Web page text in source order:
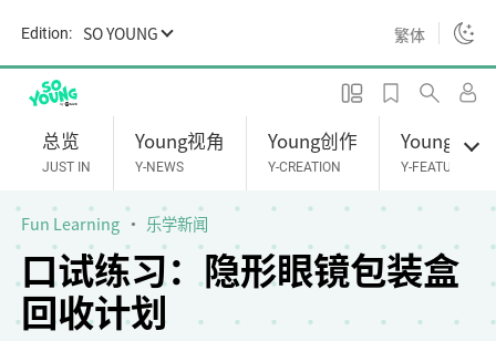
i
Edition: SO YOUNG 繁体
总览
JUST IN
Young视角
Y-NEWS
Young创作
Y-CREATION
Young专题
Y-FEATURES
口试练习：隐形眼镜包装盒
回收计划
Fun Learning 乐学新闻